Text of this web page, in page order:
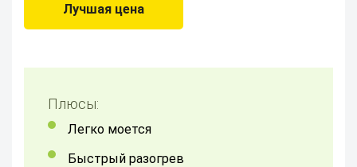
Лучшая цена
Плюсы:
Легко моется
Быстрый разогрев